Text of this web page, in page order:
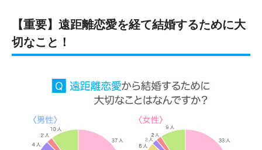
【重要】遠距離恋愛を経て結婚するために大
切なこと！